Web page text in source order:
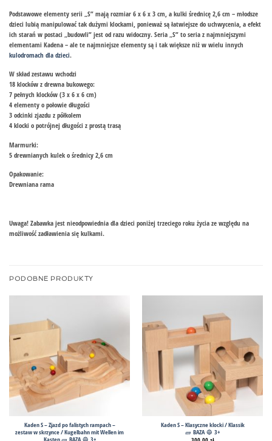
Podstawowe elementy serii „S” mają rozmiar 6 x 6 x 3 cm, a kulki średnicę 2,6 cm – młodsze
dzieci lubią manipulować tak dużymi klockami, ponieważ są łatwiejsze do uchwycenia, a efekt
ich starań w postaci „budowli” jest od razu widoczny. Seria „S” to seria z najmniejszymi
elementami Kadena – ale te najmniejsze elementy są i tak większe niż w wielu innych
kulodromach dla dzieci.
W skład zestawu wchodzi
18 klocków z drewna bukowego:
7 pełnych klocków (3 x 6 x 6 cm)
4 elementy o połowie długości
3 odcinki zjazdu z półkolem
4 klocki o potrójnej długości z prostą trasą
Marmurki:
5 drewnianych kulek o średnicy 2,6 cm
Opakowanie:
Drewniana rama
Uwaga! Zabawka jest nieodpowiednia dla dzieci poniżej trzeciego roku życia ze względu na
możliwość zadławienia się kulkami.
PODOBNE PRODUKTY
Kaden S – Zjazd po falistych rampach –
zestaw w skrzynce / Kugelbahn mit Wellen im
Kasten 🧱 BAZA 🔵 3+
Kaden S – Klasyczne klocki / Klassik
🧱 BAZA 🔵 3+